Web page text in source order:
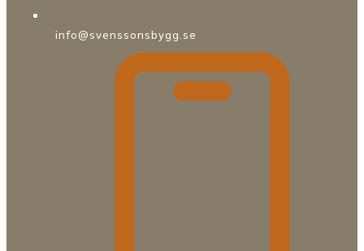
info@svenssonsbygg.se